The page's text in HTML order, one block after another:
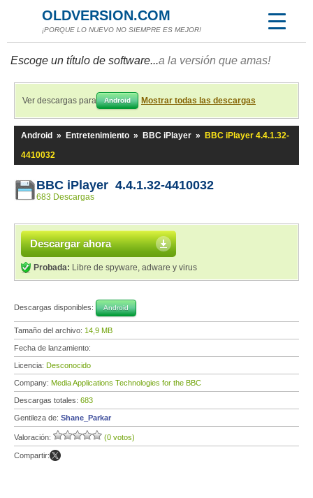
OLDVERSION.COM
¡PORQUE LO NUEVO NO SIEMPRE ES MEJOR!
Escoge un título de software...a la versión que amas!
Ver descargas para Android Mostrar todas las descargas
Android » Entretenimiento » BBC iPlayer »
BBC iPlayer 4.4.1.32-
4410032
BBC iPlayer 4.4.1.32-4410032
683 Descargas
Descargar ahora
Probada: Libre de spyware, adware y virus
Descargas disponibles: Android
Tamaño del archivo: 14,9 MB
Fecha de lanzamiento:
Licencia: Desconocido
Company: Media Applications Technologies for the BBC
Descargas totales: 683
Gentileza de: Shane_Parkar
Valoración: (0 votos)
Compartir: